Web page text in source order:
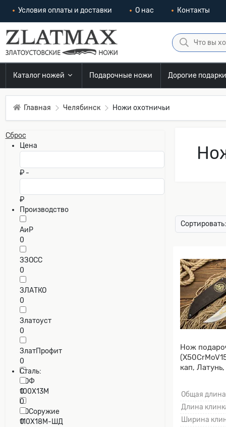
Условия оплаты и доставки О нас Контакты
Каталог ножей Подарочные ножи Дорогие подарки
Главная Челябинск Ножи охотничьи
Сброс
Цена
₽ -
₽
Производство
АиР
0
ЗЗОСС
0
ЗЛАТКО
0
Златоуст
0
ЗлатПрофит
0
ЗОФ
0
РОСоружие
0
Сталь:
100Х13М
0
110Х18М-ШД
Сортировать:
Нож
кап,
Общая
Длина
Ширина